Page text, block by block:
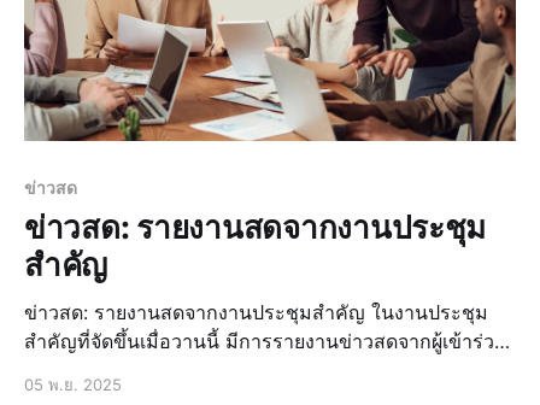
ข่าวสด
ข่าวสด: รายงานสดจากงานประชุม
สำคัญ
ข่าวสด: รายงานสดจากงานประชุมสำคัญ ในงานประชุม
สำคัญที่จัดขึ้นเมื่อวานนี้ มีการรายงานข่าวสดจากผู้เข้าร่วม
05 พ.ย. 2025